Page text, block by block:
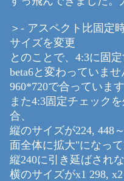
＞- アスペクト比固定
サイズを変更
とのことで、4:3に固
beta6と変わっていま
960*720で合っていま
また4:3固定チェック
合、
縦のサイズが224, 448
面全体に拡大"になっ
縦240に引き延ばされ
横のサイズがx1 298,